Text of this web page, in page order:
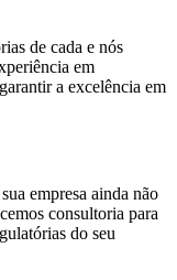
de cada e nós
em
a excelência em
empresa ainda não
consultoria para
do seu